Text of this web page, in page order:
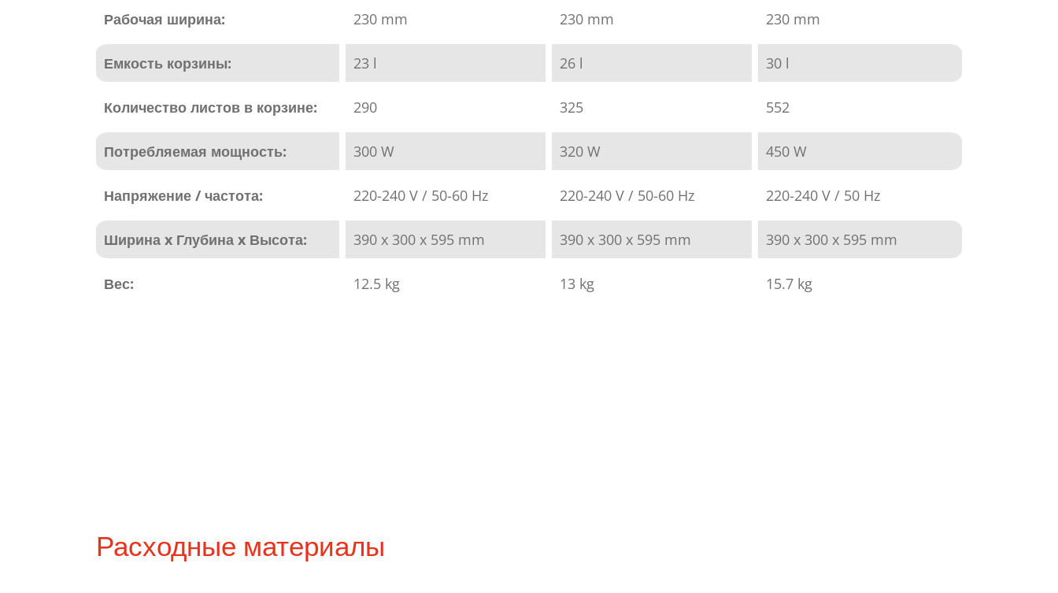
Рабочая ширина: 230 mm 230 mm 230 mm
Емкость корзины: 23 l 26 l 30 l
Количество листов в корзине: 290 325 552
Потребляемая мощность: 300 W 320 W 450 W
Напряжение / частота: 220-240 V / 50-60 Hz 220-240 V / 50-60 Hz 220-240 V / 50 Hz
Ширина x Глубина x Высота: 390 x 300 x 595 mm 390 x 300 x 595 mm 390 x 300 x 595 mm
Вес: 12.5 kg 13 kg 15.7 kg
Расходные материалы